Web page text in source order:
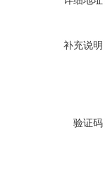
补充说明
验证码